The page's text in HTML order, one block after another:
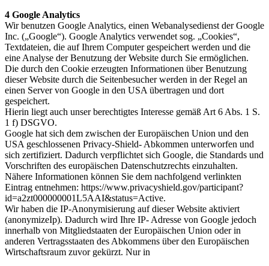
4 Google Analytics
Wir benutzen Google Analytics, einen Webanalysedienst der Google
Inc. („Google“). Google Analytics verwendet sog. „Cookies“,
Textdateien, die auf Ihrem Computer gespeichert werden und die
eine Analyse der Benutzung der Website durch Sie ermöglichen.
Die durch den Cookie erzeugten Informationen über Benutzung
dieser Website durch die Seitenbesucher werden in der Regel an
einen Server von Google in den USA übertragen und dort
gespeichert.
Hierin liegt auch unser berechtigtes Interesse gemäß Art 6 Abs. 1 S.
1 f) DSGVO.
Google hat sich dem zwischen der Europäischen Union und den
USA geschlossenen Privacy-Shield- Abkommen unterworfen und
sich zertifiziert. Dadurch verpflichtet sich Google, die Standards und
Vorschriften des europäischen Datenschutzrechts einzuhalten.
Nähere Informationen können Sie dem nachfolgend verlinkten
Eintrag entnehmen: https://www.privacyshield.gov/participant?
id=a2zt000000001L5AAI&status=Active.
Wir haben die IP-Anonymisierung auf dieser Website aktiviert
(anonymizeIp). Dadurch wird Ihre IP- Adresse von Google jedoch
innerhalb von Mitgliedstaaten der Europäischen Union oder in
anderen Vertragsstaaten des Abkommens über den Europäischen
Wirtschaftsraum zuvor gekürzt. Nur in